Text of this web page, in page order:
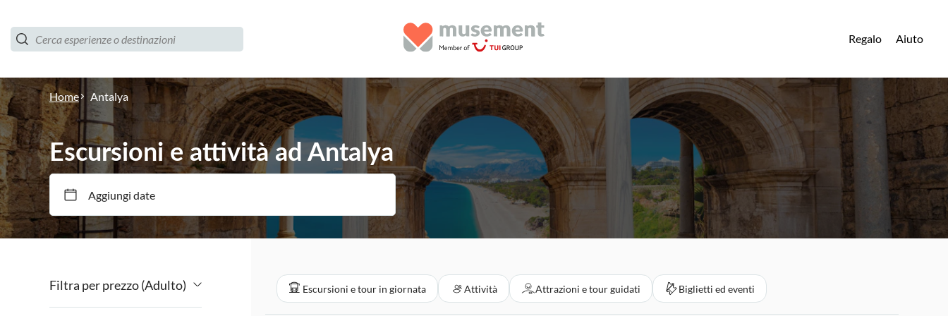
Regalo Aiuto
Home Antalya
Escursioni e attività ad Antalya
Aggiungi date
Filtra per prezzo (Adulto) Escursioni e tour in giornata Attività Attrazioni e tour guidati Biglietti ed eventi